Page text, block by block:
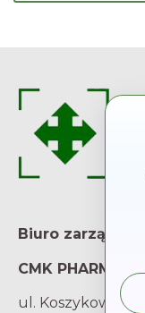
Biuro zarządu
CMK PHARMA
ul. Koszykowa 54